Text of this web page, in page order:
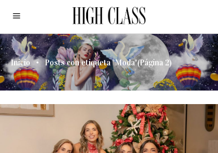
Inicio • Posts con etiqueta "Moda"(Página 2)